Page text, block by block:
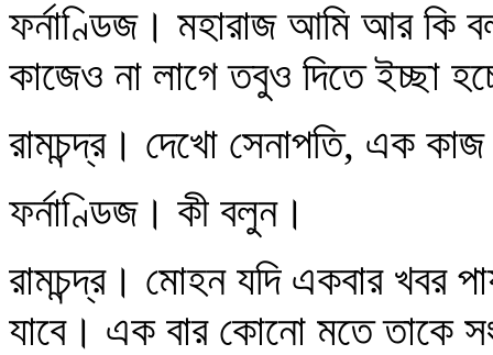
ফর্নাণ্ডিজ। মহারাজ আমি আর কি
কাজেও না লাগে তবুও দিতে ইচ্ছা
রামচন্দ্র। দেখো সেনাপতি, এক
ফর্নাণ্ডিজ। কী বলুন।
রামচন্দ্র। মোহন যদি একবার খবর
যাবে। এক বার কোনো মতে তাকে